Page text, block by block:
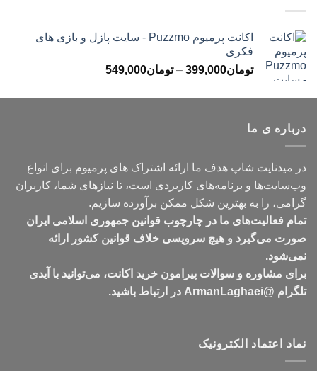
اکانت پرمیوم Puzzmo - سایت پازل و بازی های
فکری
تومان399,000
– تومان549,000محدوده
تومان399,000
درباره ی ما
در میدنایت شاپ هدف ما ارائه اشتراک های پرمیوم برای انواع
وب‌سایت‌ها و برنامه‌های کاربردی است، تا نیازهای شما، کاربران
گرامی، را به بهترین شکل ممکن برآورده سازیم.
تمام فعالیت‌های ما در چارچوب قوانین جمهوری اسلامی ایران
صورت می‌گیرد و هیچ سرویسی خلاف قوانین کشور ارائه
نمی‌شود.
برای مشاوره و سوالات پیرامون خرید اکانت، می‌توانید با آیدی
تلگرام @ArmanLaghaei در ارتباط باشید.
نماد اعتماد الکترونیک